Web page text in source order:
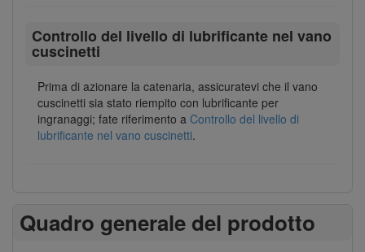
Controllo del livello di lubrificante nel vano
cuscinetti
Prima di azionare la catenaria, assicuratevi che il vano
cuscinetti sia stato riempito con lubrificante per
ingranaggi; fate riferimento a Controllo del livello di
lubrificante nel vano cuscinetti.
Quadro generale del prodotto